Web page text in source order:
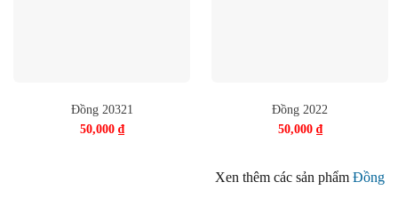
Đồng 20321
50,000 ₫
Đồng 2022
50,000 ₫
Xen thêm các sản phẩm Đồng